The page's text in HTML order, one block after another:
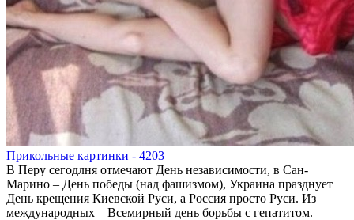
Прикольные картинки - 4203
В Перу сегодлня отмечают День независимости, в Сан-
Марино – День победы (над фашизмом), Украина празднует
День крещения Киевской Руси, а Россия просто Руси. Из
международных – Всемирный день борьбы с гепатитом.